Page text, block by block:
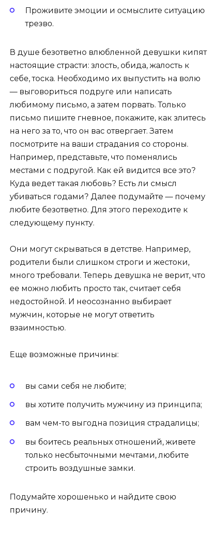
Проживите эмоции и осмыслите ситуацию
трезво.
В душе безответно влюбленной девушки кипят
настоящие страсти: злость, обида, жалость к
себе, тоска. Необходимо их выпустить на волю
— выговориться подруге или написать
любимому письмо, а затем порвать. Только
письмо пишите гневное, покажите, как злитесь
на него за то, что он вас отвергает. Затем
посмотрите на ваши страдания со стороны.
Например, представьте, что поменялись
местами с подругой. Как ей видится все это?
Куда ведет такая любовь? Есть ли смысл
убиваться годами? Далее подумайте — почему
любите безответно. Для этого переходите к
следующему пункту.
Они могут скрываться в детстве. Например,
родители были слишком строги и жестоки,
много требовали. Теперь девушка не верит, что
ее можно любить просто так, считает себя
недостойной. И неосознанно выбирает
мужчин, которые не могут ответить
взаимностью.
Еще возможные причины:
вы сами себя не любите;
вы хотите получить мужчину из принципа;
вам чем-то выгодна позиция страдалицы;
вы боитесь реальных отношений, живете
только несбыточными мечтами, любите
строить воздушные замки.
Подумайте хорошенько и найдите свою
причину.